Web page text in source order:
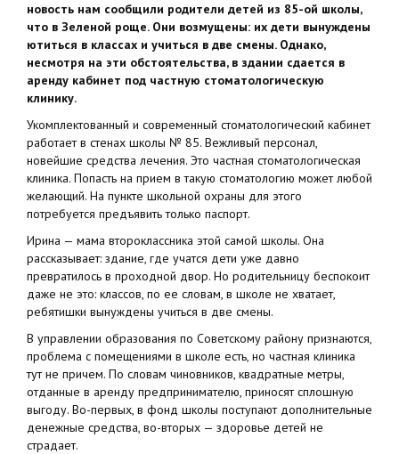
новость нам сообщили родители детей из 85-ой школы,
что в Зеленой роще. Они возмущены: их дети вынуждены
ютиться в классах и учиться в две смены. Однако,
несмотря на эти обстоятельства, в здании сдается в
аренду кабинет под частную стоматологическую
клинику.
Укомплектованный и современный стоматологический кабинет
работает в стенах школы № 85. Вежливый персонал,
новейшие средства лечения. Это частная стоматологическая
клиника. Попасть на прием в такую стоматологию может любой
желающий. На пункте школьной охраны для этого
потребуется предъявить только паспорт.
Ирина — мама второклассника этой самой школы. Она
рассказывает: здание, где учатся дети уже давно
превратилось в проходной двор. Но родительницу беспокоит
даже не это: классов, по ее словам, в школе не хватает,
ребятишки вынуждены учиться в две смены.
В управлении образования по Советскому району признаются,
проблема с помещениями в школе есть, но частная клиника
тут не причем. По словам чиновников, квадратные метры,
отданные в аренду предпринимателю, приносят сплошную
выгоду. Во-первых, в фонд школы поступают дополнительные
денежные средства, во-вторых — здоровье детей не
страдает.